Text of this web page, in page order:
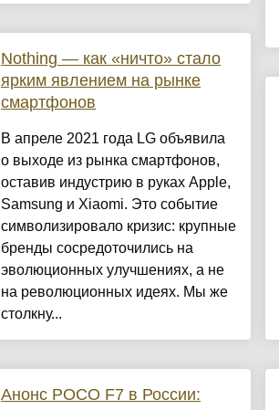
Nothing — как «ничто» стало
ярким явлением на рынке
смартфонов
В апреле 2021 года LG объявила
о выходе из рынка смартфонов,
оставив индустрию в руках Apple,
Samsung и Xiaomi. Это событие
символизировало кризис: крупные
бренды сосредоточились на
эволюционных улучшениях, а не
на революционных идеях. Мы же
столкну...
Анонс POCO F7 в России: